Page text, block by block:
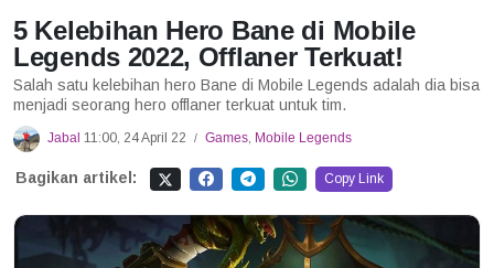
5 Kelebihan Hero Bane di Mobile
Legends 2022, Offlaner Terkuat!
Salah satu kelebihan hero Bane di Mobile Legends adalah dia bisa
menjadi seorang hero offlaner terkuat untuk tim.
Jabal 11:00, 24 April 22 / Games, Mobile Legends
Bagikan artikel: Copy Link